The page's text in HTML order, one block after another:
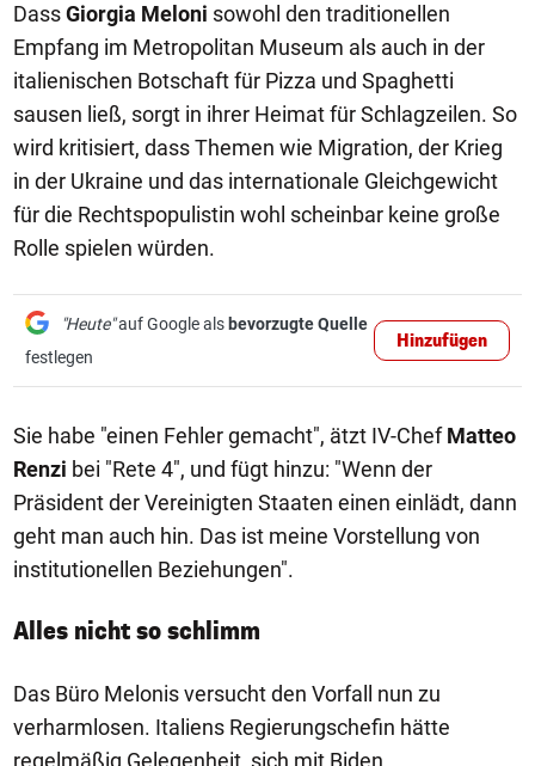
DassGiorgia Meloni sowohl den traditionellen
Empfang im Metropolitan Museum als auch in der
italienischen Botschaft für Pizza und Spaghetti
sausen ließ, sorgt in ihrer Heimat für Schlagzeilen. So
wird kritisiert, dass Themen wie Migration, der Krieg
in der Ukraine und das internationale Gleichgewicht
für die Rechtspopulistin wohl scheinbar keine große
Rolle spielen würden.
"Heute"auf Google als bevorzugte Quelle
festlegen
Hinzufügen
Sie habe "einen Fehler gemacht", ätzt IV-ChefMatteo
Renzi bei "Rete 4", und fügt hinzu: "Wenn der
Präsident der Vereinigten Staaten einen einlädt, dann
geht man auch hin. Das ist meine Vorstellung von
institutionellen Beziehungen".
Alles nicht so schlimm
Das Büro Melonis versucht den Vorfall nun zu
verharmlosen. Italiens Regierungschefin hätte
regelmäßig Gelegenheit, sich mit Biden